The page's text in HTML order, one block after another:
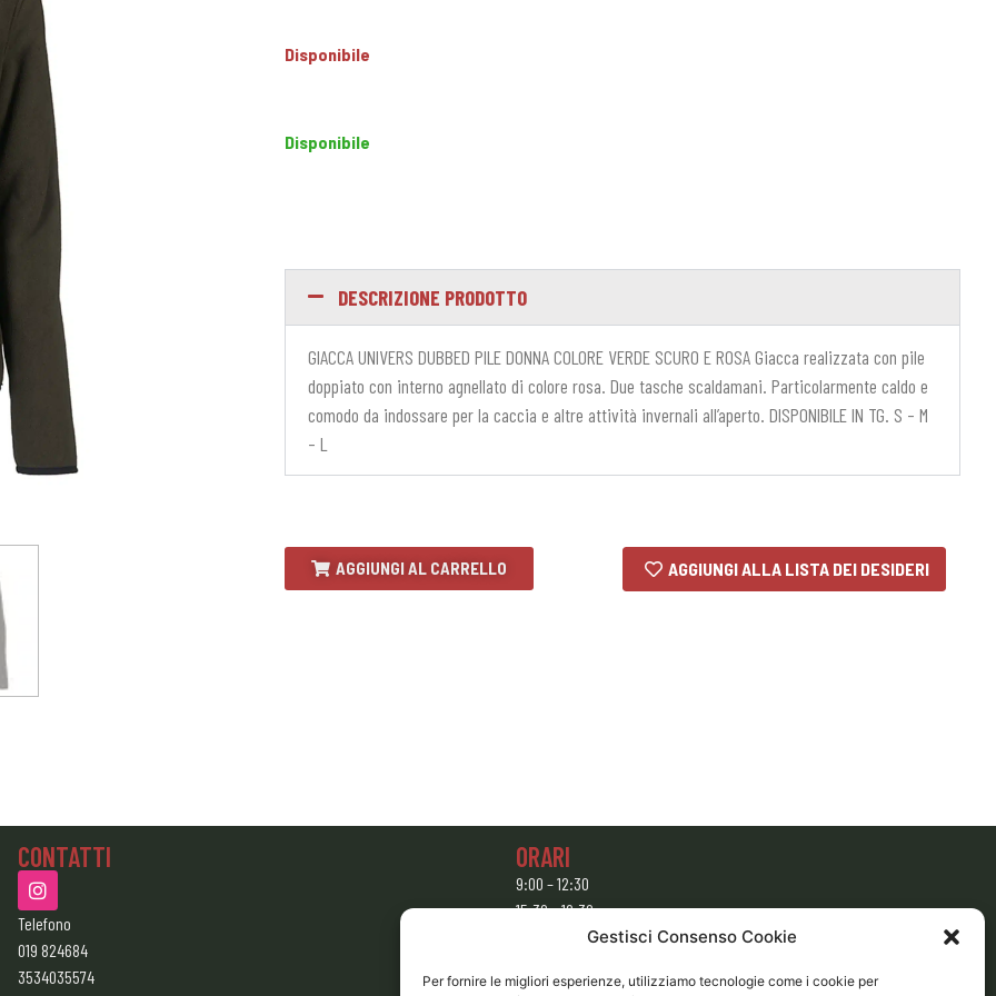
Gestisci Consenso Cookie
Per fornire le migliori esperienze, utilizziamo tecnologie come i cookie per
Disponibile
Disponibile
DESCRIZIONE PRODOTTO
GIACCA UNIVERS DUBBED PILE DONNA COLORE VERDE SCURO E ROSA Giacca realizzata con pile
doppiato con interno agnellato di colore rosa. Due tasche scaldamani. Particolarmente caldo e
comodo da indossare per la caccia e altre attività invernali all’aperto. DISPONIBILE IN TG. S – M
– L
AGGIUNGI AL CARRELLO AGGIUNGI ALLA LISTA DEI DESIDERI
CONTATTI
Telefono
019 824684
3534035574
ORARI
9:00 – 12:30
15:30 – 19:30
Domenica e Lunedì mattina